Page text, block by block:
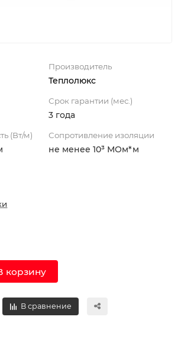
Производитель
Теплолюкс
Срок гарантии (мес.)
3 года
(Вт/м) Сопротивление изоляции
не менее 10³ МОм*м
корзину
В сравнение